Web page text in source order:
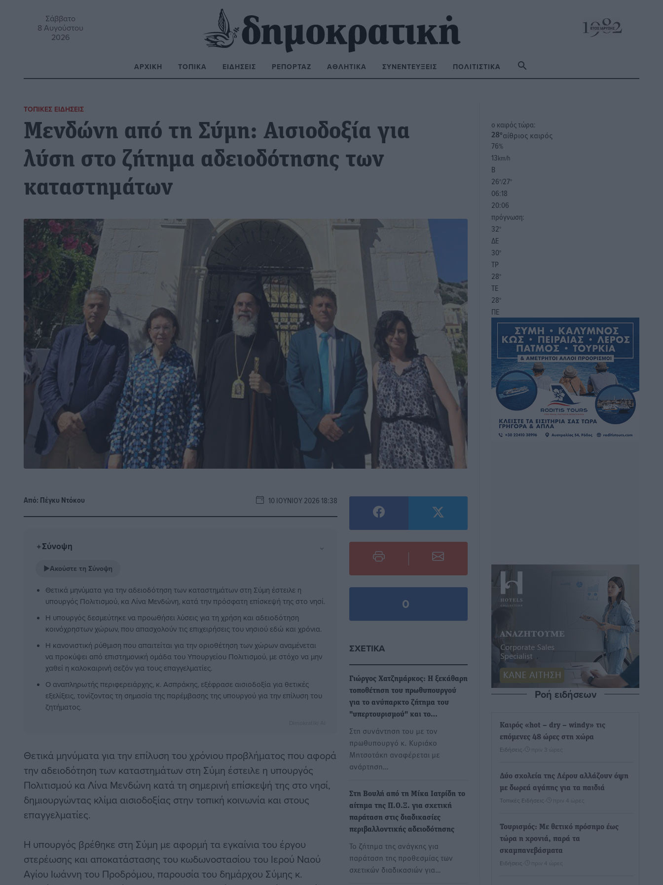
Σάββατο
8 Αυγούστου
2026
ΑΡΧΙΚΉ ΤΟΠΙΚΆ ΕΙΔΉΣΕΙΣ ΡΕΠΟΡΤΆΖ ΑΘΛΗΤΙΚΆ ΣΥΝΕΝΤΕΎΞΕΙΣ ΠΟΛΙΤΙΣΤΙΚΆ
ΤΟΠΙΚΈΣ ΕΙΔΉΣΕΙΣ
Μενδώνη από τη Σύμη: Αισιοδοξία για
λύση στο ζήτημα αδειοδότησης των
καταστημάτων
Από: Πέγκυ Ντόκου 10 ΙΟΥΝΊΟΥ 2026 18:38
✦Σύνοψη ⌄
▶Ακούστε τη Σύνοψη
Θετικά μηνύματα για την αδειοδότηση των καταστημάτων στη Σύμη έστειλε η
υπουργός Πολιτισμού, κα Λίνα Μενδώνη, κατά την πρόσφατη επίσκεψή της στο νησί.
Η υπουργός δεσμεύτηκε να προωθήσει λύσεις για τη χρήση και αδειοδότηση
κοινόχρηστων χώρων, που απασχολούν τις επιχειρήσεις του νησιού εδώ και χρόνια.
Η κανονιστική ρύθμιση που απαιτείται για την οριοθέτηση των χώρων αναμένεται
να προκύψει από επιστημονική ομάδα του Υπουργείου Πολιτισμού, με στόχο να μην
χαθεί η καλοκαιρινή σεζόν για τους επαγγελματίες.
Ο αναπληρωτής περιφερειάρχης, κ. Ασπράκης, εξέφρασε αισιοδοξία για θετικές
εξελίξεις, τονίζοντας τη σημασία της παρέμβασης της υπουργού για την επίλυση του
ζητήματος.
Θετικά μηνύματα για την επίλυση του χρόνιου προβλήματος που αφορά
την αδειοδότηση των καταστημάτων στη Σύμη έστειλε η υπουργός
Πολιτισμού κα Λίνα Μενδώνη κατά τη σημερινή επίσκεψή της στο νησί,
δημιουργώντας κλίμα αισιοδοξίας στην τοπική κοινωνία και στους
επαγγελματίες.
Η υπουργός βρέθηκε στη Σύμη με αφορμή τα εγκαίνια του έργου
στερέωσης και αποκατάστασης του κωδωνοστασίου του Ιερού Ναού
Αγίου Ιωάννη του Προδρόμου, παρουσία του δημάρχου Σύμης κ.
0
ΣΧΕΤΙΚΆ
Γιώργος Χατζημάρκος: Η ξεκάθαρη
τοποθέτηση του πρωθυπουργού
για το ανύπαρκτο ζήτημα του
"υπερτουρισμού" και το…
Στη συνάντηση του με τον
πρωθυπουργό κ. Κυριάκο
Μητσοτάκη αναφέρεται με
ανάρτηση…
Στη Βουλή από τη Μίκα Ιατρίδη το
αίτημα της Π.Ο.Ξ. για σχετική
παράταση στις διαδικασίες
περιβαλλοντικής αδειοδότησης
Το ζήτημα της ανάγκης για
παράταση της προθεσμίας των
σχετικών διαδικασιών για…
o καιρός τώρα:
28°αίθριος καιρός
76%
13km/h
Β
26°/27°
06:18
20:06
πρόγνωση:
32°
ΔΕ
30°
ΤΡ
28°
ΤΕ
28°
ΠΕ
Ροή ειδήσεων
Καιρός «hot – dry – windy» τις
επόμενες 48 ώρες στη χώρα
Ειδήσεις πριν 3 ώρες
Δύο σχολεία της Λέρου αλλάζουν όψη
με δωρεά αγάπης για τα παιδιά
Τοπικές Ειδήσεις πριν 4 ώρες
Τουρισμός: Με θετικό πρόσημο έως
τώρα η χρονιά, παρά τα
σκαμπανεβάσματα
Ειδήσεις πριν 4 ώρες